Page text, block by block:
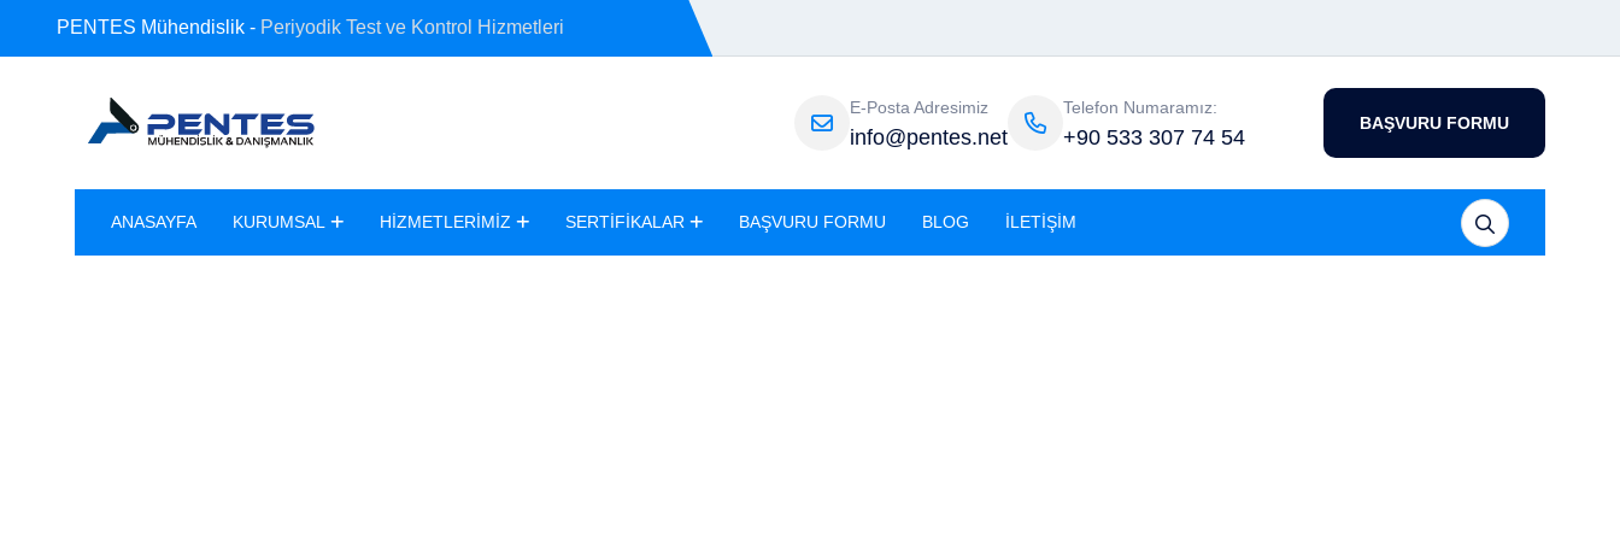
PENTES Mühendislik - Periyodik Test ve Kontrol Hizmetleri
E-Posta Adresimiz
info@pentes.net
Telefon Numaramız:
+90 533 307 74 54
BAŞVURU FORMU
ANASAYFA KURUMSAL HIZMETLERIMIZ SERTIFIKALAR BAŞVURU FORMU BLOG İLETIŞIM